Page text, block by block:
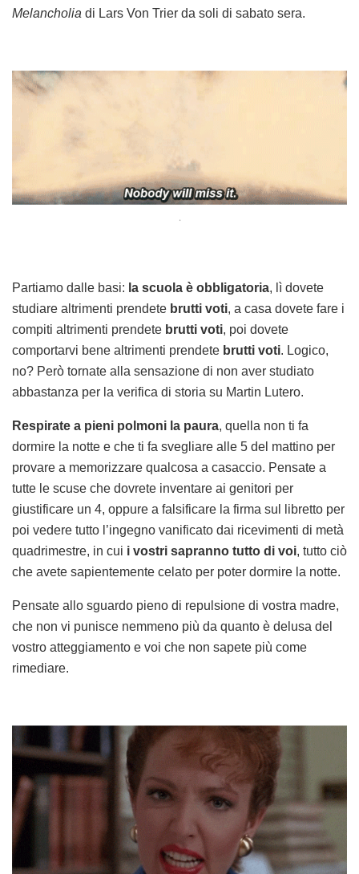
Melancholia di Lars Von Trier da soli di sabato sera.
.
Partiamo dalle basi: la scuola è obbligatoria, lì dovete
studiare altrimenti prendete brutti voti, a casa dovete fare i
compiti altrimenti prendete brutti voti, poi dovete
comportarvi bene altrimenti prendete brutti voti. Logico,
no? Però tornate alla sensazione di non aver studiato
abbastanza per la verifica di storia su Martin Lutero.
Respirate a pieni polmoni la paura, quella non ti fa
dormire la notte e che ti fa svegliare alle 5 del mattino per
provare a memorizzare qualcosa a casaccio. Pensate a
tutte le scuse che dovrete inventare ai genitori per
giustificare un 4, oppure a falsificare la firma sul libretto per
poi vedere tutto l’ingegno vanificato dai ricevimenti di metà
quadrimestre, in cui i vostri sapranno tutto di voi, tutto ciò
che avete sapientemente celato per poter dormire la notte.
Pensate allo sguardo pieno di repulsione di vostra madre,
che non vi punisce nemmeno più da quanto è delusa del
vostro atteggiamento e voi che non sapete più come
rimediare.